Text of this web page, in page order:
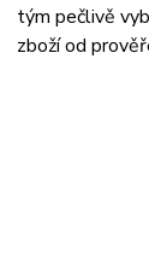
tým pečlivě
zboží od